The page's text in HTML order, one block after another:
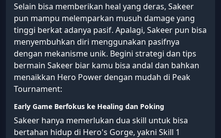
Selain bisa memberikan heal yang deras, Sakeer
pun mampu melemparkan musuh damage yang
tinggi berkat adanya pasif. Apalagi, Sakeer pun bisa
menyembuhkan diri menggunakan pasifnya
dengan mekanisme unik. Begini strategi dan tips
bermain Sakeer biar kamu bisa andal dan bahkan
menaikkan Hero Power dengan mudah di Peak
Tournament:
Early Game Berfokus ke Healing dan Poking
Sakeer hanya memerlukan dua skill untuk bisa
bertahan hidup di Hero's Gorge, yakni Skill 1